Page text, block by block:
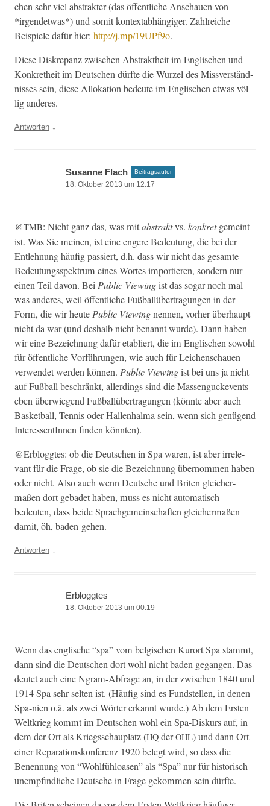
chen sehr viel abstrak­ter (das öffentliche Anschauen von
*irgen­det­was*) und somit kon­textab­hängiger. Zahlre­iche
Beispiele dafür hier: http://j.mp/19UPf9o.
Diese Diskrepanz zwis­chen Abstrak­theit im Englis­chen und
Konkretheit im Deutschen dürfte die Wurzel des Missver­ständ­
niss­es sein, diese Alloka­tion bedeute im Englis­chen etwas völ­
lig anderes.
Antworten ↓
Susanne Flach Beitragsautor
18. Oktober 2013 um 12:17
@TMB: Nicht ganz das, was mitabstraktvs. konkretgemeint
ist. Was Sie meinen, ist eine engere Bedeu­tung, die bei der
Entlehnung häu­fig passiert, d.h. dass wir nicht das gesamte
Bedeu­tungsspek­trum eines Wortes importieren, son­dern nur
einen Teil davon. Bei Pub­lic View­ingist das sog­ar noch mal
was anderes, weil öffentliche Fußbal­lüber­tra­gun­gen in der
Form, die wir heute Pub­lic View­ingnen­nen, vorher über­haupt
nicht da war (und deshalb nicht benan­nt wurde). Dann haben
wir eine Beze­ich­nung dafür etabliert, die im Englis­chen sowohl
für öffentliche Vor­führun­gen, wie auch für Leichen­schauen
ver­wen­det wer­den kön­nen. Pub­lic View­ingist bei uns ja nicht
auf Fußball beschränkt, allerd­ings sind die Mas­sen­guck­events
eben über­wiegend Fußbal­lüber­tra­gun­gen (kön­nte aber auch
Bas­ket­ball, Ten­nis oder Hal­len­hal­ma sein, wenn sich genü­gend
Inter­essentIn­nen find­en könnten).
@Erbloggtes: ob die Deutschen in Spa waren, ist aber irrel­e­
vant für die Frage, ob sie die Beze­ich­nung über­nom­men haben
oder nicht. Also auch wenn Deutsche und Briten gle­icher­
maßen dort gebadet haben, muss es nicht automa­tisch
bedeuten, dass bei­de Sprachge­mein­schaften gle­icher­maßen
damit, öh, baden gehen.
Antworten ↓
Erbloggtes
18. Oktober 2013 um 00:19
Wenn das englis­che “spa” vom bel­gis­chen Kurort Spa stammt,
dann sind die Deutschen dort wohl nicht baden gegan­gen. Das
deutet auch eine Ngram-Abfrage an, in der zwis­chen 1840 und
1914 Spa sehr sel­ten ist. (Häu­fig sind es Fund­stellen, in denen
Spa-nien o.ä. als zwei Wörter erkan­nt wurde.) Ab dem Ersten
Weltkrieg kommt im Deutschen wohl ein Spa-Diskurs auf, in
dem der Ort als Kriegss­chau­platz (HQ derOHL) und dann Ort
ein­er Repa­ra­tionskon­ferenz 1920 belegt wird, so dass die
Benen­nung von “Wohlfühloasen” als “Spa” nur für his­torisch
unempfind­liche Deutsche in Frage gekom­men sein dürfte.